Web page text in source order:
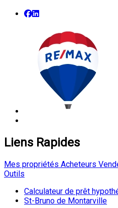
Liens Rapides
Mes propriétés Acheteurs
Outils
Calculateur de prêt
St-Bruno de Montarville